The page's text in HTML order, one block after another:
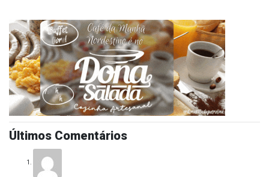
Últimos Comentários